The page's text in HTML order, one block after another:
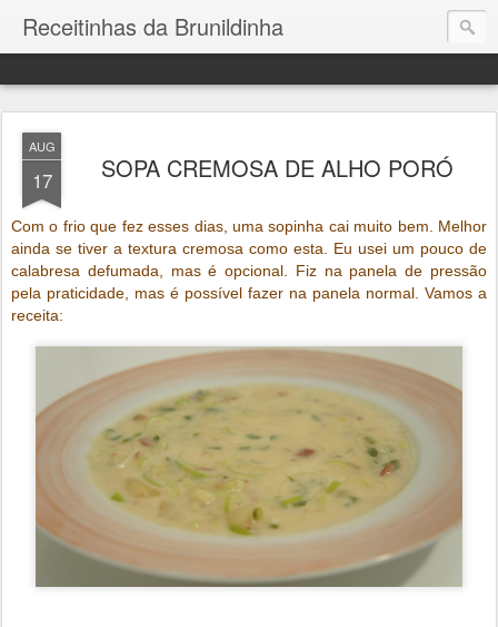
Receitinhas da Brunildinha
AUG
17 SOPA CREMOSA DE ALHO PORÓ
Com o frio que fez esses dias, uma sopinha cai muito bem. Melhor
ainda se tiver a textura cremosa como esta. Eu usei um pouco de
calabresa defumada, mas é opcional. Fiz na panela de pressão
pela praticidade, mas é possível fazer na panela normal. Vamos a
receita: